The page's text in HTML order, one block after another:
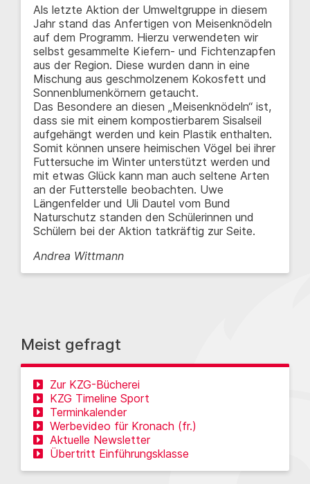
Als letzte Aktion der Umweltgruppe in diesem
Jahr stand das Anfertigen von Meisenknödeln
auf dem Programm. Hierzu verwendeten wir
selbst gesammelte Kiefern- und Fichtenzapfen
aus der Region. Diese wurden dann in eine
Mischung aus geschmolzenem Kokosfett und
Sonnenblumenkörnern getaucht.
Das Besondere an diesen „Meisenknödeln“ ist,
dass sie mit einem kompostierbarem Sisalseil
aufgehängt werden und kein Plastik enthalten.
Somit können unsere heimischen Vögel bei ihrer
Futtersuche im Winter unterstützt werden und
mit etwas Glück kann man auch seltene Arten
an der Futterstelle beobachten. Uwe
Längenfelder und Uli Dautel vom Bund
Naturschutz standen den Schülerinnen und
Schülern bei der Aktion tatkräftig zur Seite.
Andrea Wittmann
Meist gefragt
Zur KZG-Bücherei
KZG Timeline Sport
Terminkalender
Werbevideo für Kronach (fr.)
Aktuelle Newsletter
Übertritt Einführungsklasse